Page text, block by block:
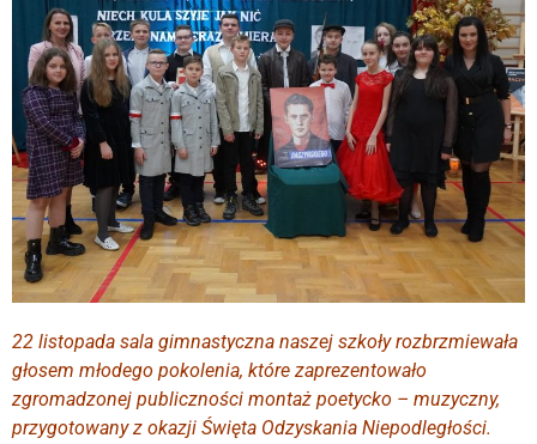
22 listopada sala gimnastyczna naszej szkoły rozbrzmiewała
głosem młodego pokolenia, które zaprezentowało
zgromadzonej publiczności montaż poetycko – muzyczny,
przygotowany z okazji Święta Odzyskania Niepodległości.